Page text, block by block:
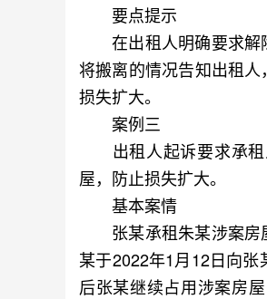
要点提示
在出租人明确要求解
将搬离的情况告知出租
损失扩大。
案例三
出租人起诉要求承租
屋，防止损失扩大。
基本案情
张某承租朱某涉案房
某于2022年1月12日向张
后张某继续占用涉案房